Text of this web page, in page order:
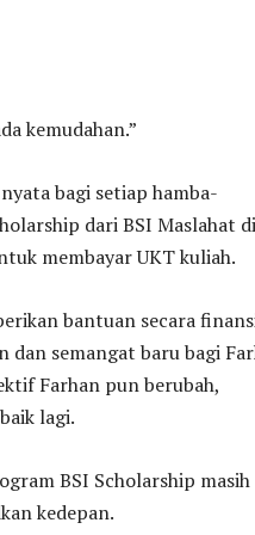
kemudahan.”
bagi setiap hamba-
dari BSI Maslahat di
membayar UKT kuliah.
bantuan secara
dan semangat baru bagi
Farhan pun berubah,
lagi.
BSI Scholarship masih
kedepan.